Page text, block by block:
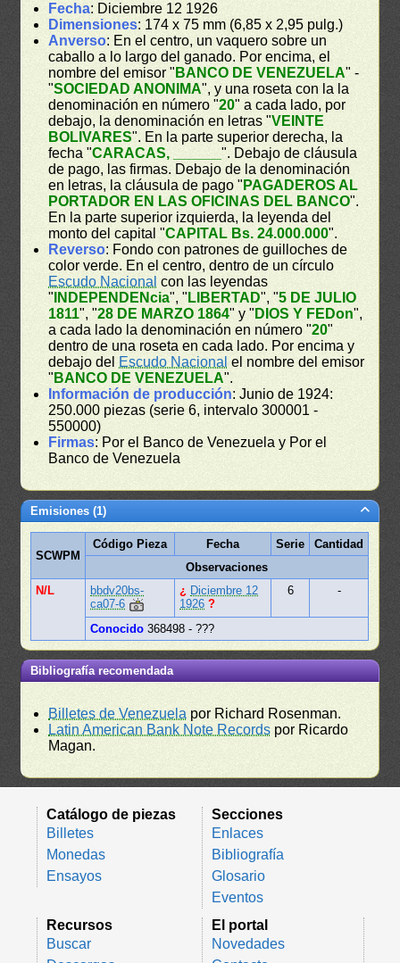
Fecha: Diciembre 12 1926
Dimensiones: 174 x 75 mm (6,85 x 2,95 pulg.)
Anverso: En el centro, un vaquero sobre un
caballo a lo largo del ganado. Por encima, el
nombre del emisor " BANCO DE VENEZUELA" -
"SOCIEDAD ANONIMA", y una roseta con la la
denominación en número "20" a cada lado, por
debajo, la denominación en letras "VEINTE
BOLIVARES". En la parte superior derecha, la
fecha "CARACAS, ______". Debajo de cláusula
de pago, las firmas. Debajo de la denominación
en letras, la cláusula de pago " PAGADEROS AL
PORTADOR EN LAS OFICINAS DEL BANCO".
En la parte superior izquierda, la leyenda del
monto del capital "CAPITAL Bs. 24.000.000".
Reverso: Fondo con patrones de guilloches de
color verde. En el centro, dentro de un círculo
Escudo Nacional con las leyendas
" INDEPENDENcia", " LIBERTAD", "5 DE JULIO
1811", "28 DE MARZO 1864" y " DIOS Y FEDon",
a cada lado la denominación en número "20"
dentro de una roseta en cada lado. Por encima y
debajo del Escudo Nacional el nombre del emisor
" BANCO DE VENEZUELA".
Información de producción: Junio de 1924:
250.000 piezas (serie 6, intervalo 300001 -
550000)
Firmas: Por el Banco de Venezuela y Por el
Banco de Venezuela
Emisiones (1)
SCWPM
Código Pieza Fecha Serie
Cantidad
Observaciones
N/L
bbdv20bs-
ca07-6
¿ Diciembre 12
1926 ?
6 -
Conocido 368498 - ???
Bibliografía recomendada
Billetes de Venezuela por Richard Rosenman.
Latin American Bank Note Records por Ricardo
Magan.
Catálogo de piezas
Billetes
Monedas
Ensayos
Secciones
Enlaces
Bibliografía
Glosario
Eventos
Recursos
Buscar
El portal
Novedades